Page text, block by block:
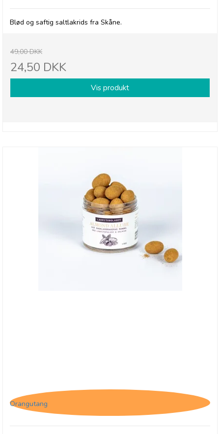
Blød og saftig saltlakrids fra Skåne.
49,00 DKK
24,50 DKK
Vis produkt
Orangutang